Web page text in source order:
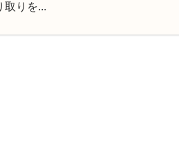
取りを...